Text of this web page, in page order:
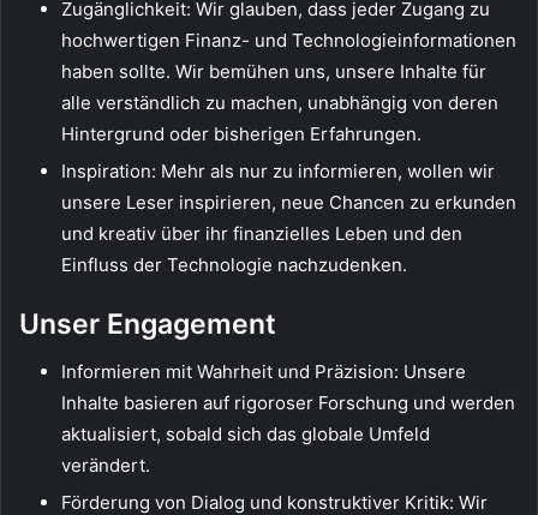
Zugänglichkeit: Wir glauben, dass jeder Zugang zu
hochwertigen Finanz- und Technologieinformationen
haben sollte. Wir bemühen uns, unsere Inhalte für
alle verständlich zu machen, unabhängig von deren
Hintergrund oder bisherigen Erfahrungen.
Inspiration: Mehr als nur zu informieren, wollen wir
unsere Leser inspirieren, neue Chancen zu erkunden
und kreativ über ihr finanzielles Leben und den
Einfluss der Technologie nachzudenken.
Unser Engagement
Informieren mit Wahrheit und Präzision: Unsere
Inhalte basieren auf rigoroser Forschung und werden
aktualisiert, sobald sich das globale Umfeld
verändert.
Förderung von Dialog und konstruktiver Kritik: Wir